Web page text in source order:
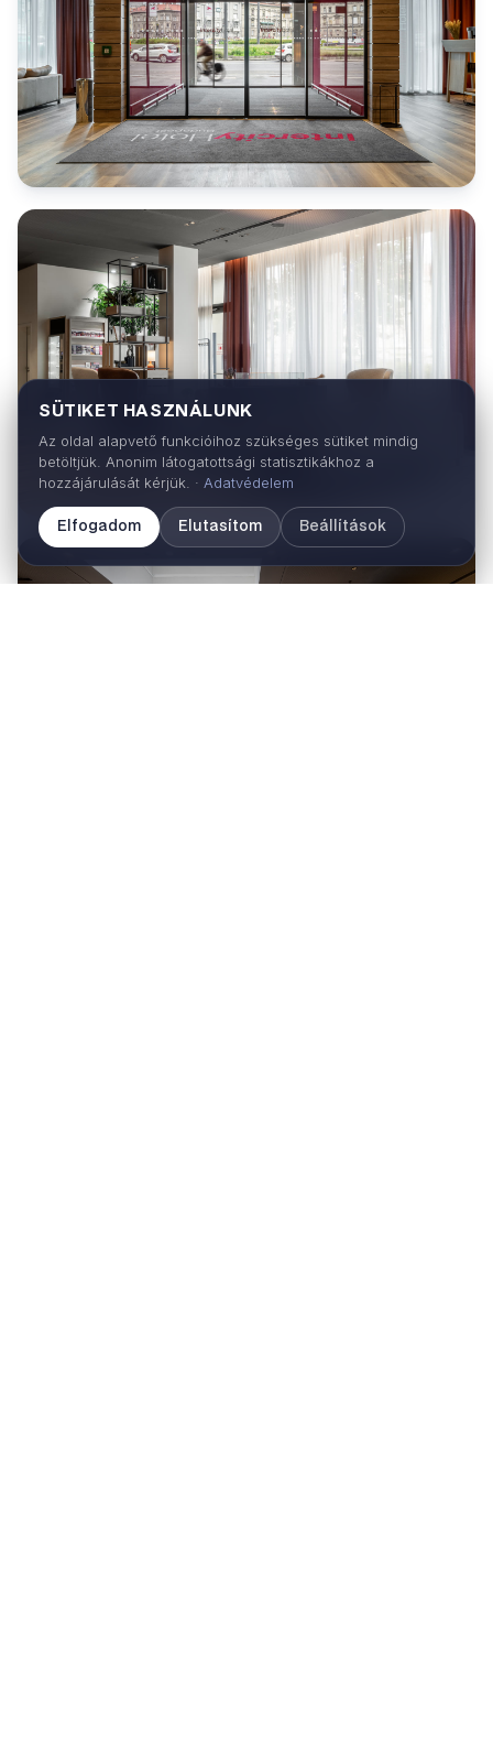
SÜTIKET HASZNÁLUNK
Az oldal alapvető funkcióihoz szükséges sütiket mindig
betöltjük. Anonim látogatottsági statisztikákhoz a
hozzájárulását kérjük. · Adatvédelem
Elfogadom Elutasítom Beállítások